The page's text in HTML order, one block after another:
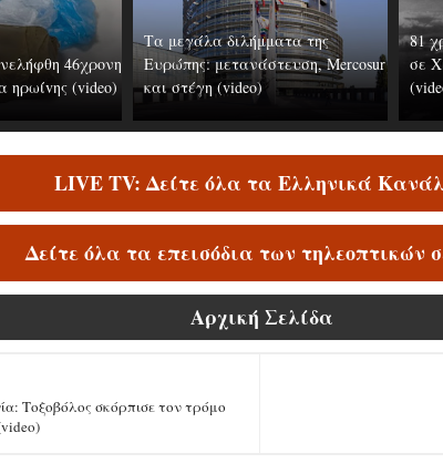
46χρονη
ηρωίvης (video)
Τα μεγάλα διλήμματα της
Ευρώπης: μετανάστευση, Mercosur
και στέγη (video)
81
σε
LIVE TV: Δείτε όλα τα Ελληνικά
Δείτε όλα τα επεισόδια των τηλεοπτικών
Αρχική Σελίδα
Τοξοβόλος σκόρπισε τον τρόμο